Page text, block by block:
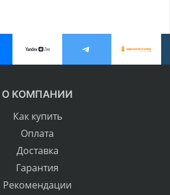
О КОМПАНИИ
Как купить
Оплата
Доставка
Гарантия
Рекомендации